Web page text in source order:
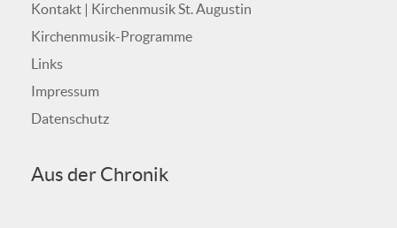
Kontakt | Kirchenmusik St. Augustin
Kirchenmusik-Programme
Links
Impressum
Datenschutz
Aus der Chronik